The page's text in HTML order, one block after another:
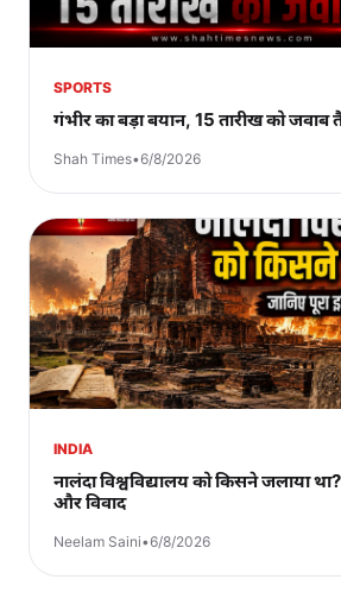
SPORTS
गंभीर का बड़ा बयान, 15 तारीख को जवाब
Shah Times•6/8/2026
INDIA
नालंदा विश्वविद्यालय को किसने जलाया
और विवाद
Neelam Saini•6/8/2026